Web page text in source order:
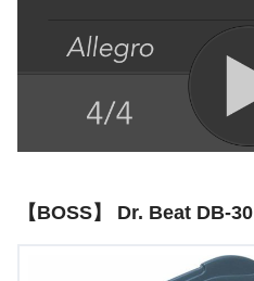
【BOSS】 Dr. Beat DB-30